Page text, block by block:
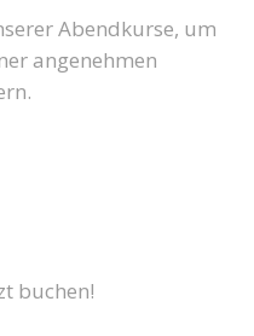
Abendkurse, um
angenehmen